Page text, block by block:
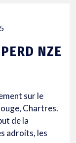
NZE
sur le
Chartres.
de la
adroits, les